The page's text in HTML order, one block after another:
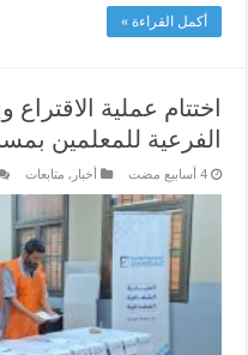
أكمل القراءة »
اختتام عملية الاقتراع
الفرعية للمعلمين
‏4 أسابيع مضت أخبار , متابعات